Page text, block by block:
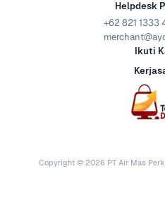
Helpdesk
+62 821 1333
Ikuti
Copyright © 2026 PT Air Mas